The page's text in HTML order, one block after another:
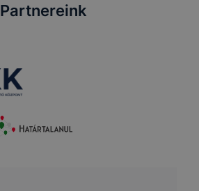
Partnereink